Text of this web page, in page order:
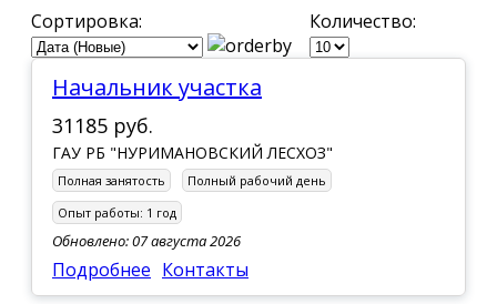
Сортировка: Количество:
начальник участка
31185 руб.
ГАУ РБ "НУРИМАНОВСКИЙ ЛЕСХОЗ"
Полная занятость
Полный рабочий день
Опыт работы: 1 год
Обновлено: 07 августа 2026
Подробнее Контакты